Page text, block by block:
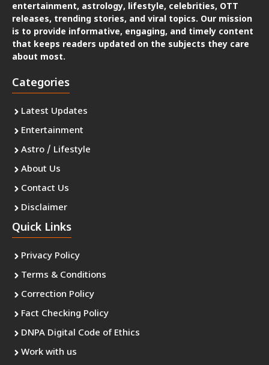
entertainment, astrology, lifestyle, celebrities, OTT
releases, trending stories, and viral topics. Our mission
is to provide informative, engaging, and timely content
that keeps readers updated on the subjects they care
about most.
Categories
Latest Updates
Entertainment
Astro / Lifestyle
About Us
Contact Us
Disclaimer
Quick Links
Privacy Policy
Terms & Conditions
Correction Policy
Fact Checking Policy
DNPA Digital Code of Ethics
Work with us